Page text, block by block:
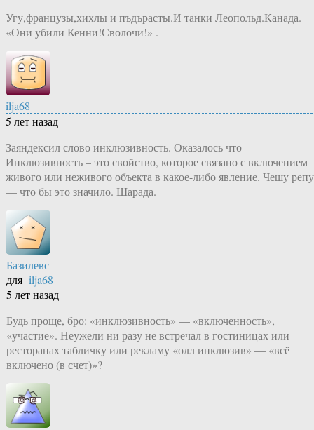
Угу,французы,хихлы и пъдърасты.И танки Леопольд.Канада.
«Они убили Кенни!Сволочи!» .
ilja68
5 лет назад
Заяндексил слово инклюзивность. Оказалось что
Инклюзивность – это свойство, которое связано с включением
живого или неживого объекта в какое-либо явление. Чешу репу
— что бы это значило. Шарада.
Базилевс
для ilja68
5 лет назад
Будь проще, бро: «инклюзивность» — «включенность»,
«участие». Неужели ни разу не встречал в гостиницах или
ресторанах табличку или рекламу «олл инклюзив» — «всё
включено (в счет)»?